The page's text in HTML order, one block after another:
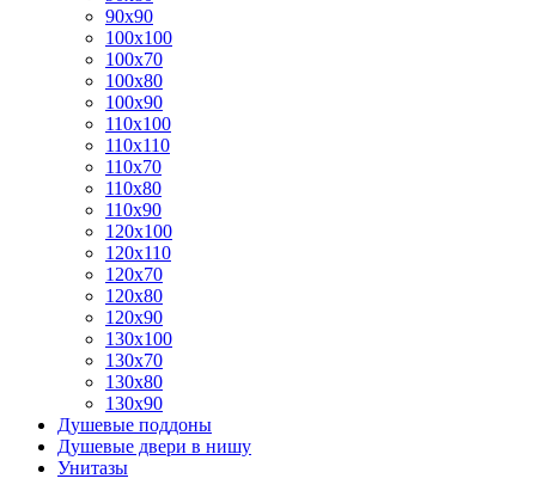
90x90
100x100
100x70
100x80
100x90
110x100
110x110
110x70
110x80
110x90
120x100
120x110
120x70
120x80
120x90
130x100
130x70
130x80
130x90
Душевые поддоны
Душевые двери в нишу
Унитазы